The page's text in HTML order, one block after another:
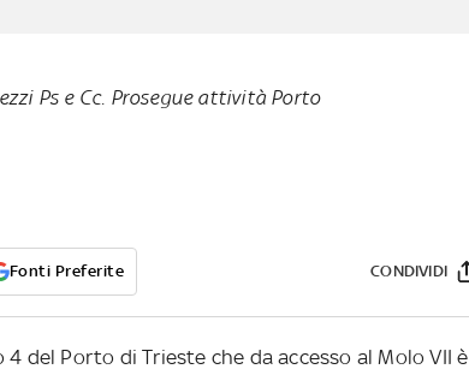
Ps e Cc. Prosegue attività Porto
Fonti Preferite CONDIVIDI
4 del Porto di Trieste che da accesso al Molo VII è